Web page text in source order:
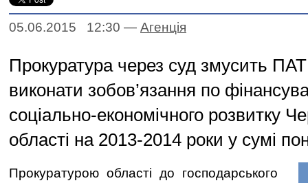
05.06.2015 12:30 — Агенцiя
Прокуратура через суд змусить
виконати зобов’язання по
соціально-економічного розвитку
області на 2013-2014 роки у сумі
Прокуратурою області до господарського